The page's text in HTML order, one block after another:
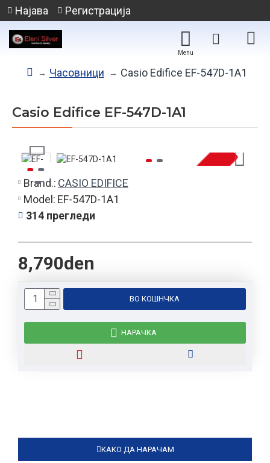
Најава Регистрација
Часовници Casio Edifice EF-547D-1A1
Casio Edifice EF-547D-1A1
НЕМА НА ЗАЛИХА
8,790den
Brand.: CASIO EDIFICE
Model: EF-547D-1A1
314 прегледи
ВО КОШНЧКА
НАРАЧКА
КАКО ДА НАРАЧАМ